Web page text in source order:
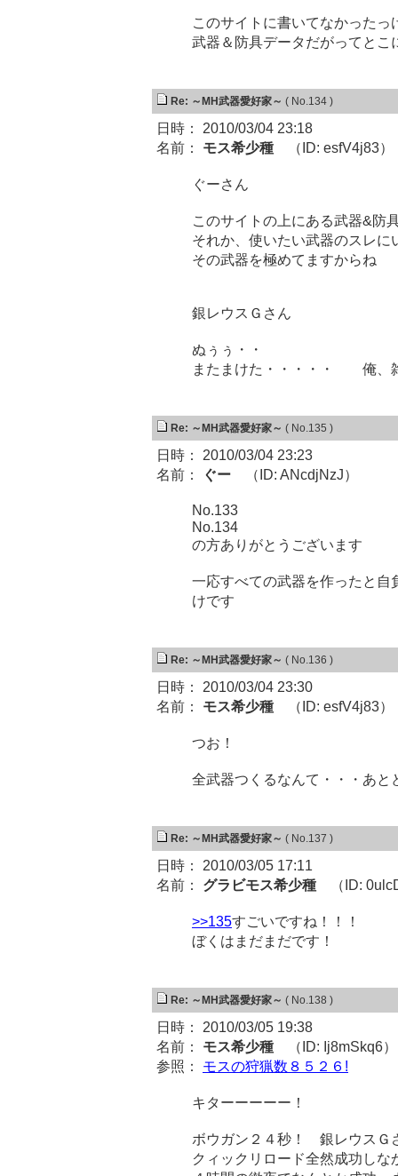
このサイトに書いてなかったっ
武器＆防具データだがってとこ
Re: ～MH武器愛好家～ ( No.134 )
日時： 2010/03/04 23:18
名前： モス希少種 （ID: esfV4j83）
ぐーさん
このサイトの上にある武器&防
それか、使いたい武器のスレ
その武器を極めてますからね
銀レウスＧさん
ぬぅぅ・・
またまけた・・・・・ 俺、
Re: ～MH武器愛好家～ ( No.135 )
日時： 2010/03/04 23:23
名前：
ぐー （ID: ANcdjNzJ）
No.133
No.134
の方ありがとうございます
一応すべての武器を作ったと
けです
Re: ～MH武器愛好家～ ( No.136 )
日時： 2010/03/04 23:30
名前： モス希少種 （ID: esfV4j83）
つお！
全武器つくるなんて・・・あと
Re: ～MH武器愛好家～ ( No.137 )
日時： 2010/03/05 17:11
名前： グラビモス希少種 （ID:
>>135すごいですね！！！
ぼくはまだまだです！
Re: ～MH武器愛好家～ ( No.138 )
日時： 2010/03/05 19:38
名前： モス希少種 （ID: Ij8mSkq6）
参照： モスの狩猟数８５２６!
キターーーーー！
ボウガン２４秒！ 銀レウスＧ
クィックリロード全然成功しな